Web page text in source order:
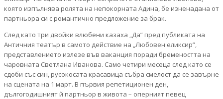
която изпълнява ролята на непокорната Адина, бе изненадана от
партньора си с романтично предложение за брак.
След като три двойки влюбени казаха „Да” пред публиката на
Античния театър в самото действие на „Любовен еликсир”,
представлението излезе във ваканция поради бремеността на
чаровната Светлана Иванова. Само четири месеца след като се
сдоби със син, русокосата красавица събра смелост да се завърне
на сцената на 1 март. В първия репетиционен ден,
дългогодишният й партньор в живота – оперният певец